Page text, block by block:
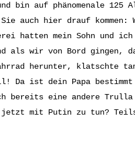
auf phänomenale 125
auch hier drauf kommen:
hatten mein Sohn und
als wir von Bord gingen,
herunter, klatschte
Da ist dein Papa
bereits eine andere
jetzt mit Putin zu tun?